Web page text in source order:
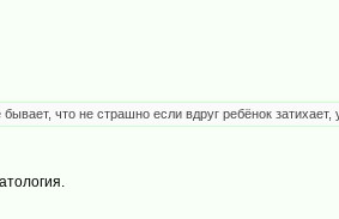
что не страшно если вдруг ребёнок затихает,